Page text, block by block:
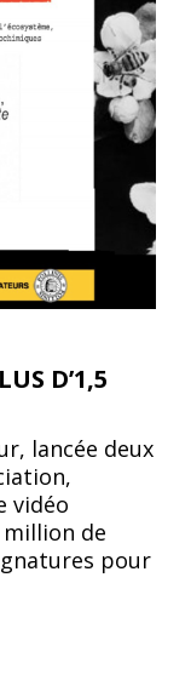
D’1,5
lancée deux
vidéo
million de
pour